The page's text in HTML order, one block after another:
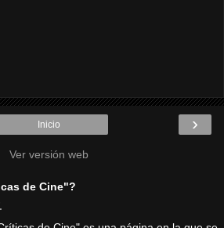
›
Inicio
Ver versión web
de Cine"?